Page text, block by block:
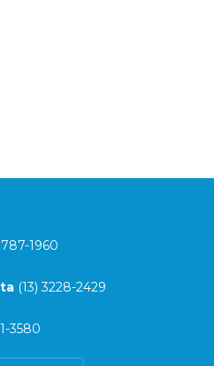
1960
(13) 3228-2429
3580